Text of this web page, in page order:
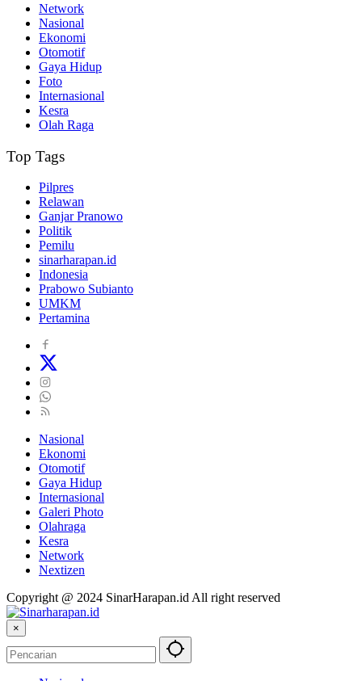
Network
Nasional
Ekonomi
Otomotif
Gaya Hidup
Foto
Internasional
Kesra
Olah Raga
Top Tags
Pilpres
Relawan
Ganjar Pranowo
Politik
Pemilu
sinarharapan.id
Indonesia
Prabowo Subianto
UMKM
Pertamina
Nasional
Ekonomi
Otomotif
Gaya Hidup
Internasional
Galeri Photo
Olahraga
Kesra
Network
Nextizen
Copyright @ 2024 SinarHarapan.id All right reserved
×